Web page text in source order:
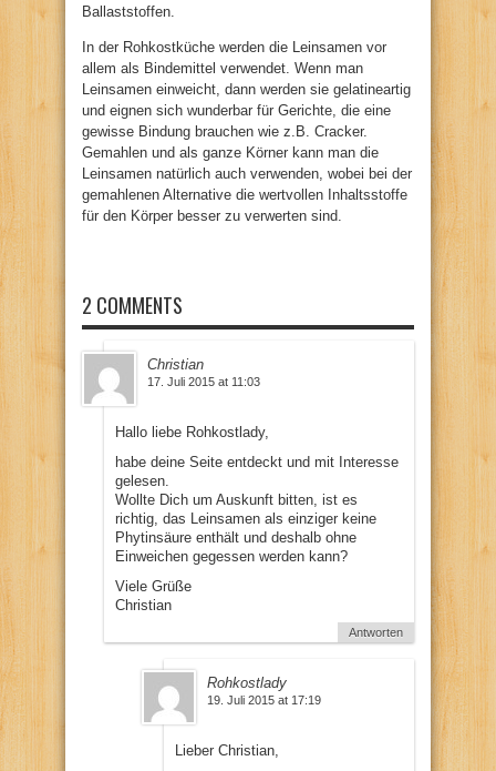
Ballaststoffen.
In der Rohkostküche werden die Leinsamen vor
allem als Bindemittel verwendet. Wenn man
Leinsamen einweicht, dann werden sie gelatineartig
und eignen sich wunderbar für Gerichte, die eine
gewisse Bindung brauchen wie z.B. Cracker.
Gemahlen und als ganze Körner kann man die
Leinsamen natürlich auch verwenden, wobei bei der
gemahlenen Alternative die wertvollen Inhaltsstoffe
für den Körper besser zu verwerten sind.
2 COMMENTS
Christian
17. Juli 2015 at 11:03
Hallo liebe Rohkostlady,
habe deine Seite entdeckt und mit Interesse
gelesen.
Wollte Dich um Auskunft bitten, ist es
richtig, das Leinsamen als einziger keine
Phytinsäure enthält und deshalb ohne
Einweichen gegessen werden kann?
Viele Grüße
Christian
Antworten
Rohkostlady
19. Juli 2015 at 17:19
Lieber Christian,